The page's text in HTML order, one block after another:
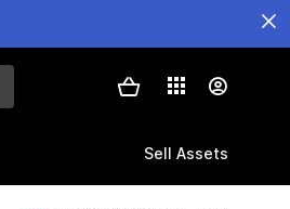
Sell Assets